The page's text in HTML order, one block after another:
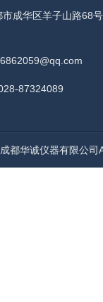
市成华区羊子山路68
87324089
都华诚仪器有限公